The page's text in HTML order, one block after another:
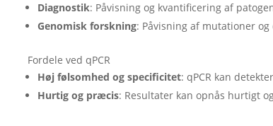
Diagnostik: Påvisning og kvantificering af
Genomisk forskning: Påvisning af mutationer
Fordele ved qPCR
Høj følsomhed og specificitet: qPCR kan
Hurtig og præcis: Resultater kan opnås hurtigt